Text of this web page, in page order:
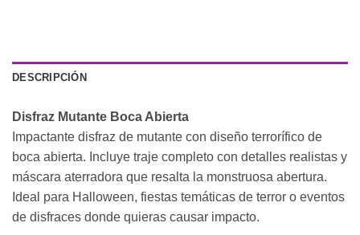
DESCRIPCIÓN
Disfraz Mutante Boca Abierta
Impactante disfraz de mutante con diseño terrorífico de
boca abierta. Incluye traje completo con detalles realistas y
máscara aterradora que resalta la monstruosa abertura.
Ideal para Halloween, fiestas temáticas de terror o eventos
de disfraces donde quieras causar impacto.